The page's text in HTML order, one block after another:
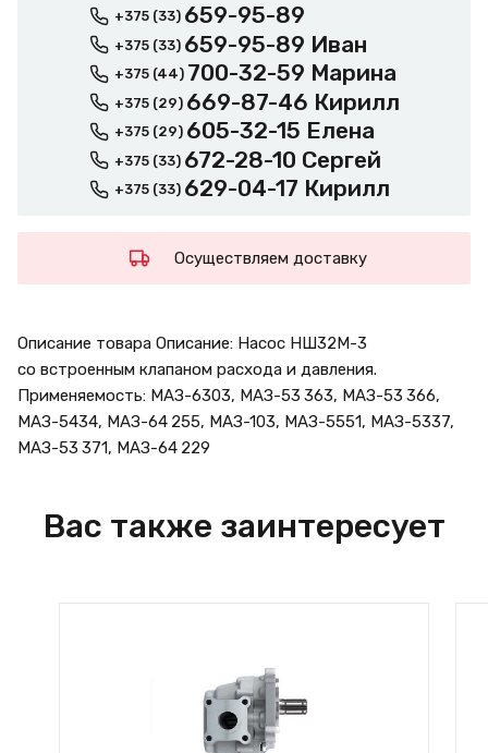
+375 (33) 659-95-89
+375 (33) 659-95-89 Иван
+375 (44) 700-32-59 Марина
+375 (29) 669-87-46 Кирилл
+375 (29) 605-32-15 Елена
+375 (33) 672-28-10 Сергей
+375 (33) 629-04-17 Кирилл
Осуществляем доставку
Описание товара Описание: Насос НШ32М-3
со встроенным клапаном расхода и давления.
Применяемость: МАЗ-6303, МАЗ-53 363, МАЗ-53 366,
МАЗ-5434, МАЗ-64 255, МАЗ-103, МАЗ-5551, МАЗ-5337,
МАЗ-53 371, МАЗ-64 229
Вас также заинтересует